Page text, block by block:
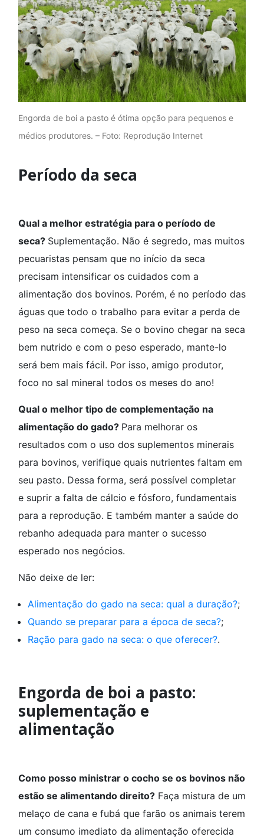
Engorda de boi a pasto é ótima opção para pequenos e
médios produtores. – Foto: Reprodução Internet
Período da seca
Qual a melhor estratégia para o período de
seca? Suplementação. Não é segredo, mas muitos
pecuaristas pensam que no início da seca
precisam intensificar os cuidados com a
alimentação dos bovinos. Porém, é no período das
águas que todo o trabalho para evitar a perda de
peso na seca começa. Se o bovino chegar na seca
bem nutrido e com o peso esperado, mante-lo
será bem mais fácil. Por isso, amigo produtor,
foco no sal mineral todos os meses do ano!
Qual o melhor tipo de complementação na
alimentação do gado? Para melhorar os
resultados com o uso dos suplementos minerais
para bovinos, verifique quais nutrientes faltam em
seu pasto. Dessa forma, será possível completar
e suprir a falta de cálcio e fósforo, fundamentais
para a reprodução. E também manter a saúde do
rebanho adequada para manter o sucesso
esperado nos negócios.
Não deixe de ler:
Alimentação do gado na seca: qual a duração?;
Quando se preparar para a época de seca?;
Ração para gado na seca: o que oferecer?.
Engorda de boi a pasto:
suplementação e
alimentação
Como posso ministrar o cocho se os bovinos não
estão se alimentando direito? Faça mistura de um
melaço de cana e fubá que farão os animais terem
um consumo imediato da alimentação oferecida